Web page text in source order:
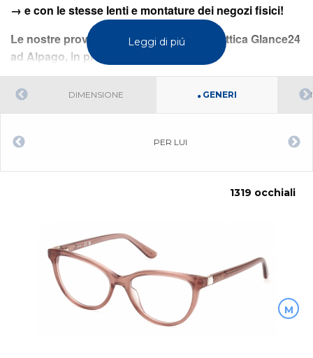
→ e con le stesse lenti e montature dei negozi fisici!
Le nostre provengono dai laboratori di Ottica Glance24
ad Alpago, in provincia di Belluno.
Leggi di piú
DIMENSIONE GENERI
PER LUI
1319 occhiali
M